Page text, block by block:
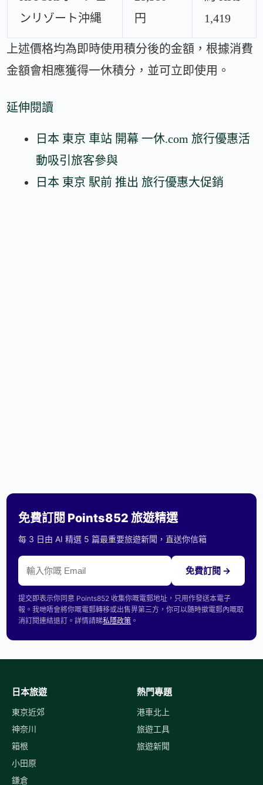
ンリゾート沖縄
円
1,419
上述價格均為即時使用積分後的金額，根據消費
金額會相應獲得一休積分，並可立即使用。
延伸閱讀
日本 東京 車站 開幕 一休.com 旅行優惠活
動吸引旅客參與
日本 東京 駅前 推出 旅行優惠大促銷
免費訂閱 Points852 旅遊精選
每 3 日由 AI 精選 5 篇最重要旅遊新聞，直送你信箱
免費訂閱 →
提交即表示你同意 Points852 收集你嘅電郵地址，只用作發送本電子
報。我哋唔會將你嘅電郵轉移或出售畀第三方，你可以隨時撳電郵內嘅取
消訂閱連結退訂。詳情請睇私隱政策 。
日本旅遊
東京近郊
神奈川
箱根
小田原
鎌倉
熱門專題
港車北上
旅遊工具
旅遊新聞